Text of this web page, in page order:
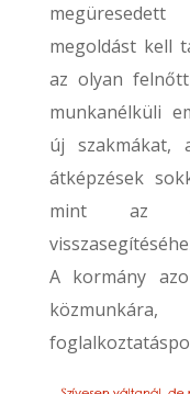
megoldást kell
az olyan
munkanélküli
új szakmákat,
átképzések
mint az
A kormány